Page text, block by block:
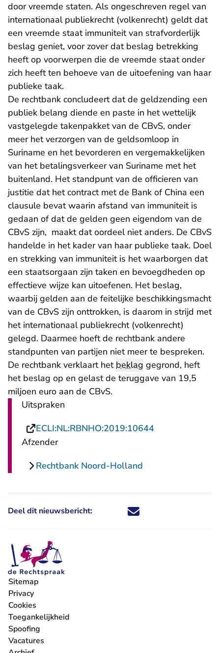
door vreemde staten. Als ongeschreven regel van
internationaal publiekrecht (volkenrecht) geldt dat
een vreemde staat immuniteit van strafvorderlijk
beslag geniet, voor zover dat beslag betrekking
heeft op voorwerpen die de vreemde staat onder
zich heeft ten behoeve van de uitoefening van haar
publieke taak.
De rechtbank concludeert dat de geldzending een
publiek belang diende en paste in het wettelijk
vastgelegde takenpakket van de CBvS, onder
meer het verzorgen van de geldsomloop in
Suriname en het bevorderen en vergemakkelijken
van het betalingsverkeer van Suriname met het
buitenland. Het standpunt van de officieren van
justitie dat het contract met de Bank of China een
clausule bevat waarin afstand van immuniteit is
gedaan of dat de gelden geen eigendom van de
CBvS zijn, maakt dat oordeel niet anders. De CBvS
handelde in het kader van haar publieke taak. Doel
en strekking van immuniteit is het waarborgen dat
een staatsorgaan zijn taken en bevoegdheden op
effectieve wijze kan uitoefenen. Het beslag,
waarbij gelden aan de feitelijke beschikkingsmacht
van de CBvS zijn onttrokken, is daarom in strijd met
het internationaal publiekrecht (volkenrecht)
gelegd. Daarmee hoeft de rechtbank andere
standpunten van partijen niet meer te bespreken.
De rechtbank verklaart hetbeklag gegrond, heft
het beslag op en gelast de teruggave van 19,5
miljoen euro aan de CBvS.
Uitspraken
ECLI:NL:RBNHO:2019:10644- U verlaat
Afzender
Rechtbank Noord-Holland
Deel dit nieuwsbericht: Deel dit nieuwsbericht via X -
Deel dit nieuwsbericht via
Deel dit nieuwsbericht
Deel dit
Sitemap
Privacy
Cookies
Toegankelijkheid
Spoofing
Vacatures
- U verlaat Rechtspraak.nl